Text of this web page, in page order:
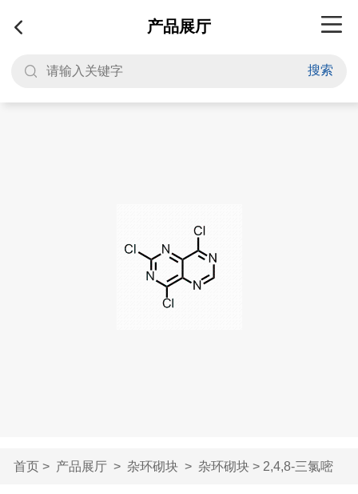
产品展厅
搜索
首页> 产品展厅> 杂环砌块> 杂环砌块> 2,4,8-三氯嘧